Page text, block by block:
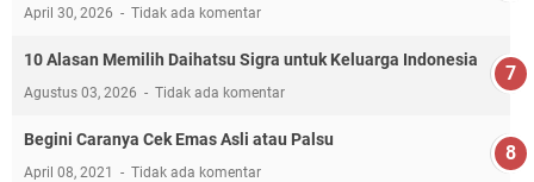
April 30, 2026 Tidak ada komentar
10 Alasan Memilih Daihatsu Sigra untuk Keluarga Indonesia
Agustus 03, 2026 Tidak ada komentar
Begini Caranya Cek Emas Asli atau Palsu
April 08, 2021 Tidak ada komentar